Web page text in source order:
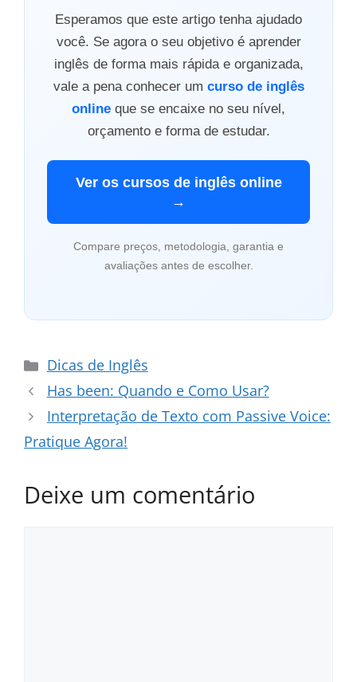
Esperamos que este artigo tenha ajudado
você. Se agora o seu objetivo é aprender
inglês de forma mais rápida e organizada,
vale a pena conhecer um curso de inglês
online que se encaixe no seu nível,
orçamento e forma de estudar.
Ver os cursos de inglês online
→
Compare preços, metodologia, garantia e
avaliações antes de escolher.
Categorias
Dicas de Inglês
Has been: Quando e Como Usar?
Interpretação de Texto com Passive Voice:
Pratique Agora!
Deixe um comentário